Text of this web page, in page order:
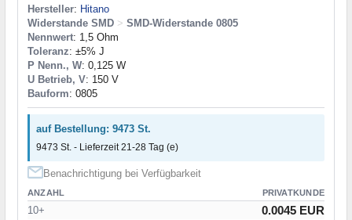
Hersteller: Hitano
Widerstande SMD > SMD-Widerstande 0805
Nennwert: 1,5 Ohm
Toleranz: ±5% J
P Nenn., W: 0,125 W
U Betrieb, V: 150 V
Bauform: 0805
auf Bestellung: 9473 St.
9473 St. - Lieferzeit 21-28 Tag (e)
Benachrichtigung bei Verfügbarkeit
ANZAHL PRIVATKUNDE
10+ 0.0045 EUR